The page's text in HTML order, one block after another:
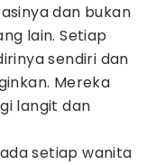
dan bukan
lain. Setiap
sendiri dan
Mereka
langit dan
setiap wanita